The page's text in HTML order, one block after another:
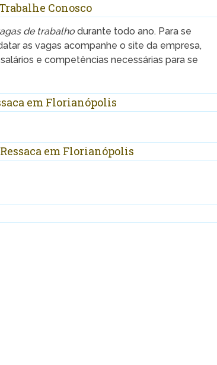
Conosco
de trabalhodurante todo ano. Para se
as vagas acompanhe o site da empresa,
e competências necessárias para se
em Florianópolis
em Florianópolis